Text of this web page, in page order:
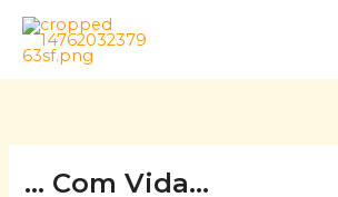
Skip
content
… Com Vida…